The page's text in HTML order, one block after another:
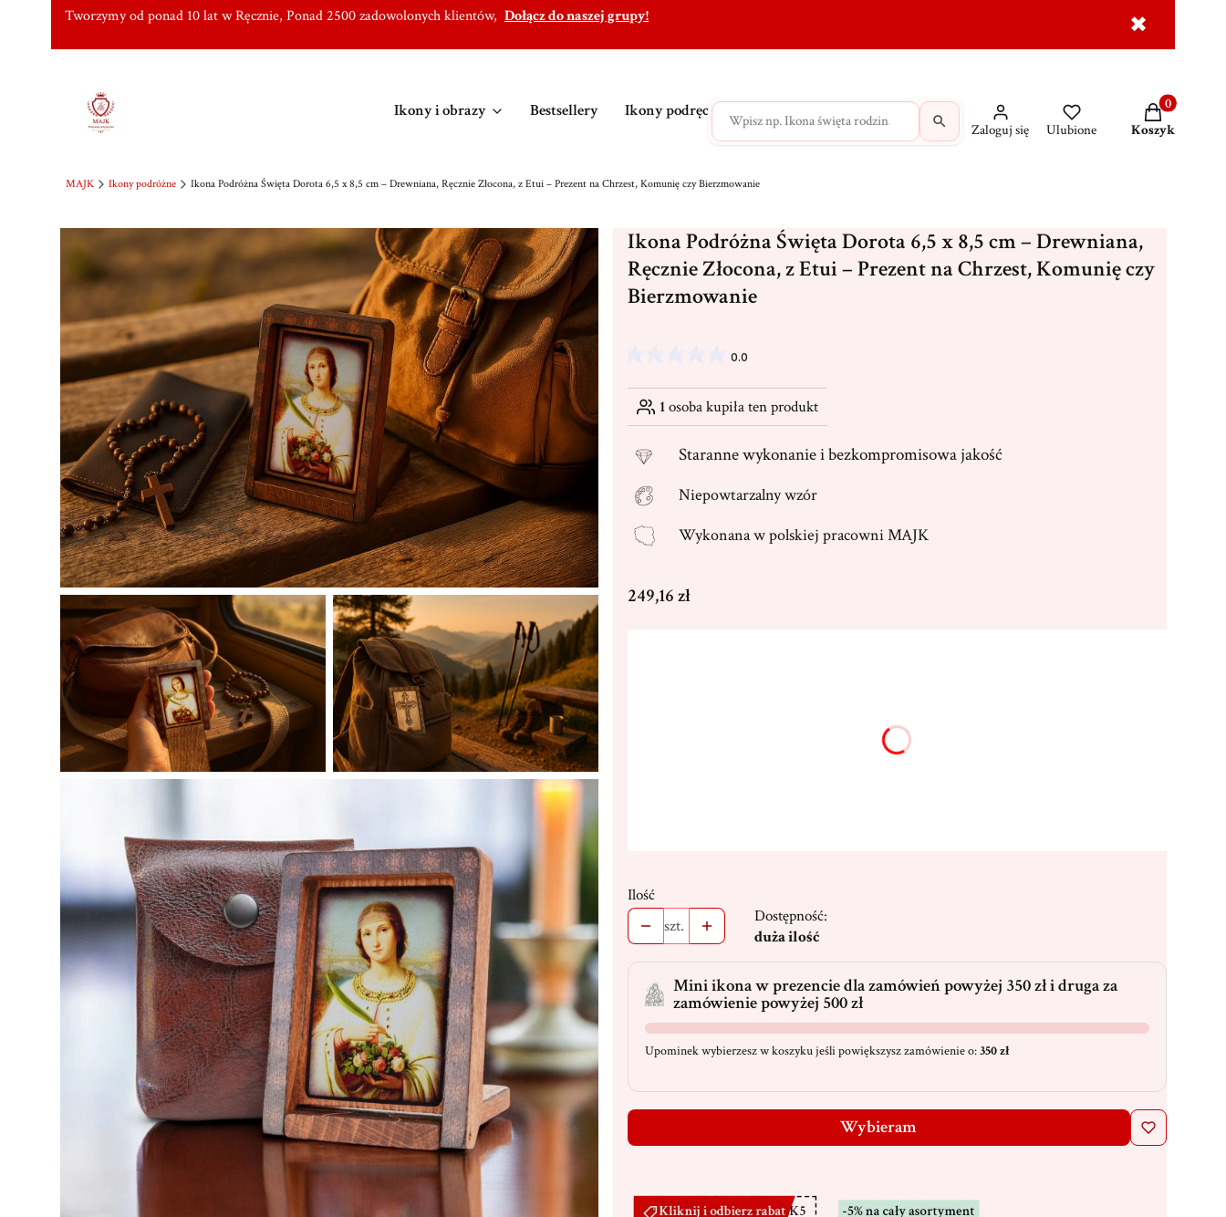
Tworzymy od ponad 10 lat w Ręcznie, Ponad 2500 zadowolonych klientów, Dołącz do naszej grupy! ✖
Ikony i obrazy Bestsellery Ikony podręczne Krzyże MAJK na prezent Wasze
Zaloguj się Ulubione
Produkty w
Koszyk
MAJK Ikony podróżne Ikona Podróżna Święta Dorota 6,5 x 8,5 cm – Drewniana, Ręcznie Złocona, z Etui – Prezent na Chrzest, Komunię czy Bierzmowanie
Ikona Podróżna Święta Dorota 6,5 x 8,5 cm – Drewniana,
Ręcznie Złocona, z Etui – Prezent na Chrzest, Komunię czy
Bierzmowanie
0.0
1osoba kupiła ten produkt
Starannewykonanie i bezkompromisowa jakość
Niepowtarzalny wzór
Wykonana wpolskiej pracowni MAJK
Cena
249,16 zł
Opcjonalne
Ilość
szt.
Dostępność:
duża ilość
Mini ikona w prezencie dla zamówień powyżej 350 zł i druga za
zamówienie powyżej 500 zł
Upominek wybierzesz w koszyku jeśli powiększysz zamówienie o:350 zł
Wybieram